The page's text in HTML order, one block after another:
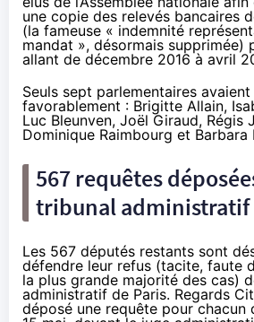
une copie des relevés bancaires
(la fameuse « indemnité
mandat », désormais supprimée)
allant de décembre 2016 à avril
Seuls sept parlementaires
favorablement : Brigitte Allain,
Luc Bleunven, Joël Giraud, Régis
Dominique Raimbourg et Barbara
567 requêtes
tribunal administratif
Les 567 députés restants sont
défendre leur refus (tacite, faute
la plus grande majorité des cas)
administratif de Paris. Regards
déposé une requête pour chacun